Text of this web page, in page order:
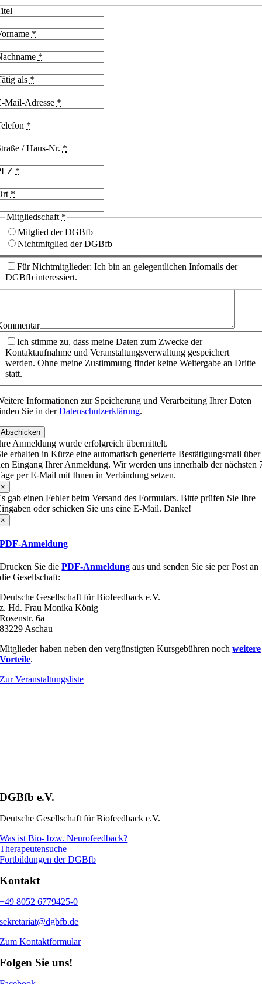
*
*
als *
Mail-Adresse *
*
/ Haus-Nr. *
*
*
Mitgliedschaft *
Mitglied der DGBfb
Nichtmitglied der DGBfb
Für Nichtmitglieder: Ich bin an gelegentlichen Infomails der
DGBfb interessiert.
Ich stimme zu, dass meine Daten zum Zwecke der
Kontaktaufnahme und Veranstaltungsverwaltung gespeichert
werden. Ohne meine Zustimmung findet keine Weitergabe an Dritte
statt.
Informationen zur Speicherung und Verarbeitung Ihrer Daten
Sie in derDatenschutzerklärung.
Abschicken
Anmeldung wurde erfolgreich übermittelt.
erhalten in Kürze eine automatisch generierte Bestätigungsmail über
Eingang Ihrer Anmeldung. Wir werden uns innerhalb der nächsten
per E-Mail mit Ihnen in Verbindung setzen.
×
gab einen Fehler beim Versand des Formulars. Bitte prüfen Sie Ihre
oder schicken Sie uns eine E-Mail. Danke!
×
PDF-Anmeldung
Drucken Sie die PDF-Anmeldung aus und senden Sie sie per Post an
die Gesellschaft:
Deutsche Gesellschaft für Biofeedback e.V.
z. Hd. Frau Monika König
Rosenstr. 6a
83229 Aschau
Mitglieder haben neben den vergünstigten Kursgebühren nochweitere
Vorteile.
Zur Veranstaltungsliste
DGBfb e.V.
Deutsche Gesellschaft für Biofeedback e.V.
Was ist Bio- bzw. Neurofeedback?
Therapeutensuche
Fortbildungen der DGBfb
Kontakt
+49 8052 6779425-0
sekretariat@dgbfb.de
Zum Kontaktformular
Folgen Sie uns!